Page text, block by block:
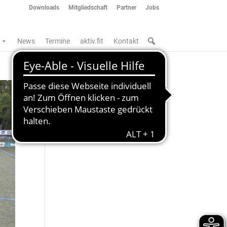
Downloads Mitgliedschaft Partner Jobs
News Termine aktiv.fit Kontakt